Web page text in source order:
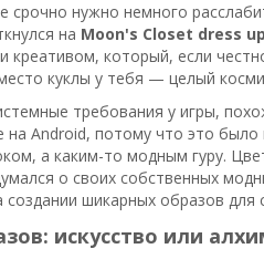
срочно нужно немного
на Moon's Closet dress
который, если
куклы у тебя — целый
требования у игры,
на Android, потому что это
а каким-то модным гуру.
о своих собственных
создании шикарных образов для
искусство или